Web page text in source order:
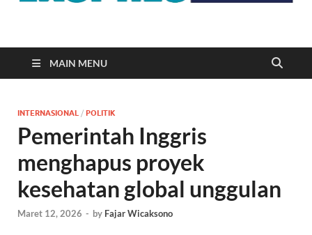
EKSPRES NEWS
MAIN MENU
INTERNASIONAL / POLITIK
Pemerintah Inggris
menghapus proyek
kesehatan global unggulan
Maret 12, 2026 - by Fajar Wicaksono